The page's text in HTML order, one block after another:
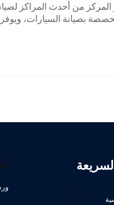
من أحدث المراكز
بصيانة السيارات،